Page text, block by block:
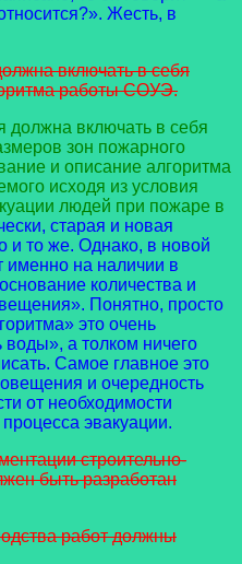
Жесть, в
включать в себя
работы СОУЭ.
должна включать в себя
зон пожарного
и описание алгоритма
исходя из условия
людей при пожаре в
старая и новая
и то же. Однако, в новой
именно на наличии в
количества и
Понятно, просто
это очень
а толком ничего
Самое главное это
и очередность
от необходимости
эвакуации.
строительно-
быть разработан
работ должны